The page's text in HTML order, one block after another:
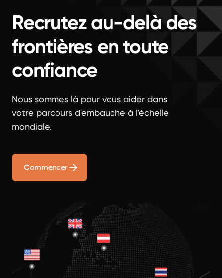
Recrutez au-delà des
frontières en toute
confiance
Nous sommes là pour vous aider dans
votre parcours d'embauche à l'échelle
mondiale.
Commencer